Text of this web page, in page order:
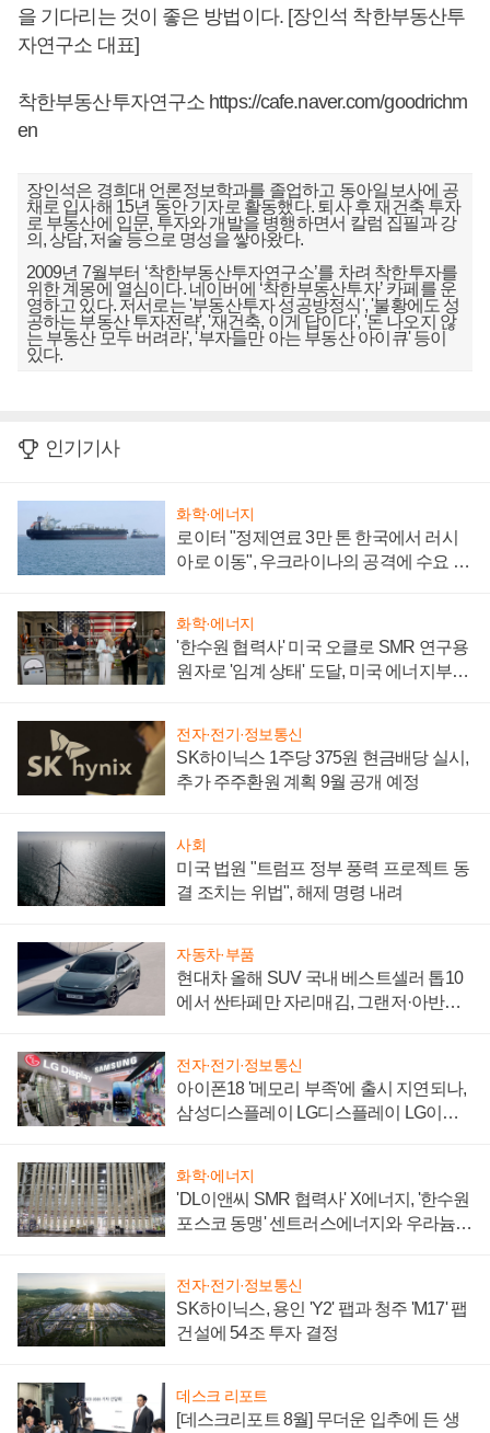
을 기다리는 것이 좋은 방법이다. [장인석 착한부동산투
자연구소 대표]
착한부동산투자연구소 https://cafe.naver.com/goodrichm
en
장인석은 경희대 언론정보학과를 졸업하고 동아일보사에 공
채로 입사해 15년 동안 기자로 활동했다. 퇴사 후 재건축 투자
로 부동산에 입문, 투자와 개발을 병행하면서 칼럼 집필과 강
의, 상담, 저술 등으로 명성을 쌓아왔다.
2009년 7월부터 ‘착한부동산투자연구소’를 차려 착한투자를
위한 계몽에 열심이다. 네이버에 ‘착한부동산투자’ 카페를 운
영하고 있다. 저서로는 '부동산투자 성공방정식', '불황에도 성
공하는 부동산 투자전략', '재건축, 이게 답이다', '돈 나오지 않
는 부동산 모두 버려라', '부자들만 아는 부동산 아이큐' 등이
있다.
인기기사
화학·에너지
로이터 "정제연료 3만 톤 한국에서 러시
아로 이동", 우크라이나의 공격에 수요 늘
화학·에너지
'한수원 협력사' 미국 오클로 SMR 연구용
원자로 '임계 상태' 도달, 미국 에너지부
전자·전기·정보통신
SK하이닉스 1주당 375원 현금배당 실시,
추가 주주환원 계획 9월 공개 예정
사회
미국 법원 "트럼프 정부 풍력 프로젝트 동
결 조치는 위법", 해제 명령 내려
자동차·부품
현대차 올해 SUV 국내 베스트셀러 톱10
에서 싼타페만 자리매김, 그랜저·아반떼
전자·전기·정보통신
아이폰18 '메모리 부족'에 출시 지연되나,
삼성디스플레이 LG디스플레이 LG이노
화학·에너지
'DL이앤씨 SMR 협력사' X에너지, '한수원
포스코 동맹' 센트러스에너지와 우라늄
전자·전기·정보통신
SK하이닉스, 용인 'Y2' 팹과 청주 'M17' 팹
건설에 54조 투자 결정
데스크 리포트
[데스크리포트 8월] 무더운 입추에 든 생